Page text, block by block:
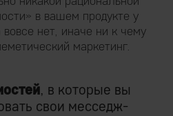
в вашем продукте у
вовсе нет, иначе ни к чему
маркетинг.
, в которые вы
свои месседж-